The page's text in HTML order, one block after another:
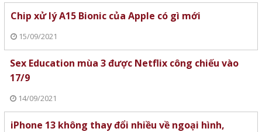
Chip xử lý A15 Bionic của Apple có gì mới
15/09/2021
Sex Education mùa 3 được Netflix công chiếu vào
17/9
14/09/2021
iPhone 13 không thay đổi nhiều về ngoại hình,